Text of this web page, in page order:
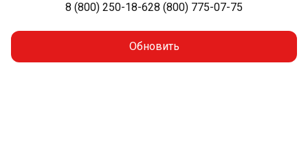
8 (800) 250-18-628 (800) 775-07-75
Обновить